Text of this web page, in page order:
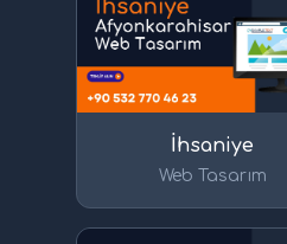
İhsaniye
Web Tasarım